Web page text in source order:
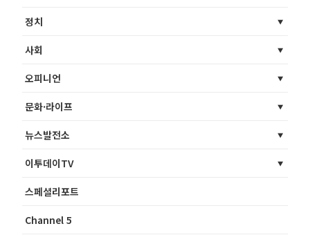
정치
사회
오피니언
문화·라이프
뉴스발전소
이투데이TV
스페셜리포트
Channel 5